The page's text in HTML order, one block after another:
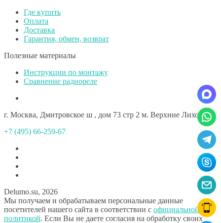
Где купить
Оплата
Доставка
Гарантия, обмен, возврат
Полезные материалы
Инструкции по монтажу
Сравнение радиореле
г. Москва, Дмитровское ш , дом 73 стр 2 м. Верхние Лихоборы
+7 (495) 66-259-67
Delumo.su, 2026
Мы получаем и обрабатываем персональные данные
посетителей нашего сайта в соответствии с официальной
политикой. Если Вы не даете согласия на обработку своих